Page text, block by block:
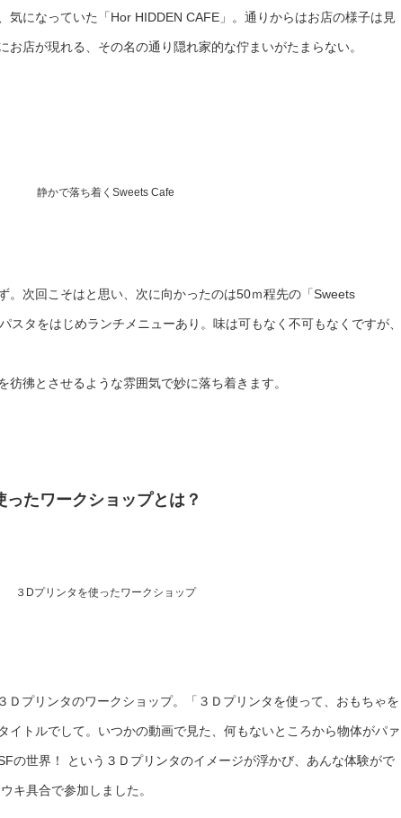
気になっていた「Hor HIDDEN CAFE」。通りからはお店の様子は見
お店が現れる、その名の通り隠れ家的な佇まいがたま らない。
静かで落ち着くSweets Cafe
。次回こそはと思い、次に向かったのは50ｍ程先の「Sweets
スタをはじめランチメニューあり。味は可もなく不可もなくですが、
彷彿とさせるような雰囲気で妙に落ち着きます。
たワークショップとは？
３Dプリンタを使ったワークショップ
Ｄプリンタのワークショップ。「３Ｄプリンタを使って、おもちゃを
イトルでして。いつかの動画で見た、何もないところから物体がパァ
の世界！ という３Ｄプリンタのイメージが浮かび、あんな体験がで
キ具合で参加しました。